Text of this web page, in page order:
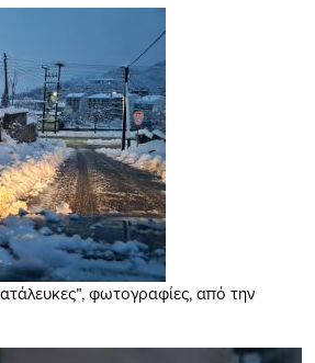
φωτογραφίες, από την